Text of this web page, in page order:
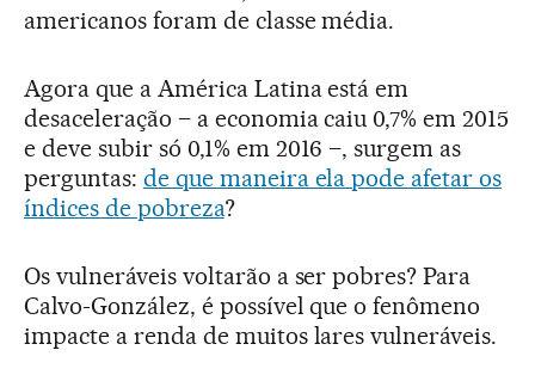
americanos foram de classe média.
Agora que a América Latina está em
desaceleração – a economia caiu 0,7% em 2015
e deve subir só 0,1% em 2016 –, surgem as
perguntas: de que maneira ela pode afetar os
índices de pobreza?
Os vulneráveis voltarão a ser pobres? Para
Calvo-González, é possível que o fenômeno
impacte a renda de muitos lares vulneráveis.